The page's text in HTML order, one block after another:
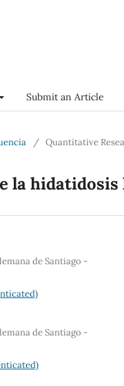
Submit an Article
/ Quantitative
la hidatidosis
de Santiago -
de Santiago -